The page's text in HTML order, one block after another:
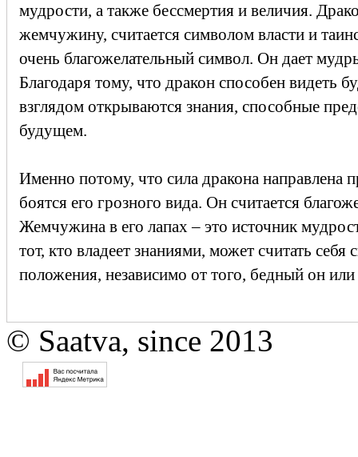
мудрости, а также бессмертия и величия.
жемчужину, считается символом власти и
очень благожелательный символ. Он дает
Благодаря тому, что дракон способен видеть
взглядом открываются знания, способные
будущем.
Именно потому, что сила дракона направлена
боятся его грозного вида. Он считается
Жемчужина в его лапах – это источник
тот, кто владеет знаниями, может считать
положения, независимо от того, бедный он
© Saatva, since 2013